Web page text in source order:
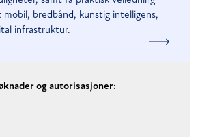
bredbånd, kunstig intelligens,
infrastruktur.
og autorisasjoner: